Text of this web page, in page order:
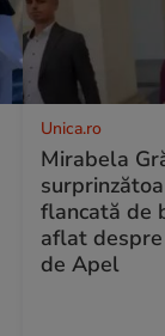
Unica.ro
Mirabela
flancată de
aflat
de Apel